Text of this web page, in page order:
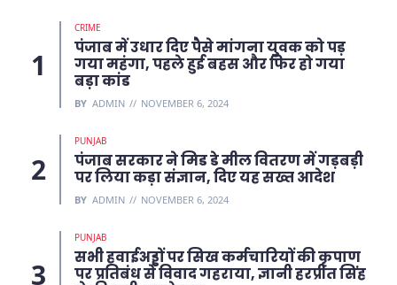
CRIME
पंजाब में उधार दिए पैसे मांगना युवक को पड़
गया महंगा, पहले हुई बहस और फिर हो गया
बड़ा कांड
BY ADMIN NOVEMBER 6, 2024
PUNJAB
पंजाब सरकार ने मिड डे मील वितरण में गड़बड़ी
पर लिया कड़ा संज्ञान, दिए यह सख्त आदेश
BY ADMIN NOVEMBER 6, 2024
PUNJAB
सभी हवाईअड्डों पर सिख कर्मचारियों की कृपाण
पर प्रतिबंध से विवाद गहराया, ज्ञानी हरप्रीत सिंह